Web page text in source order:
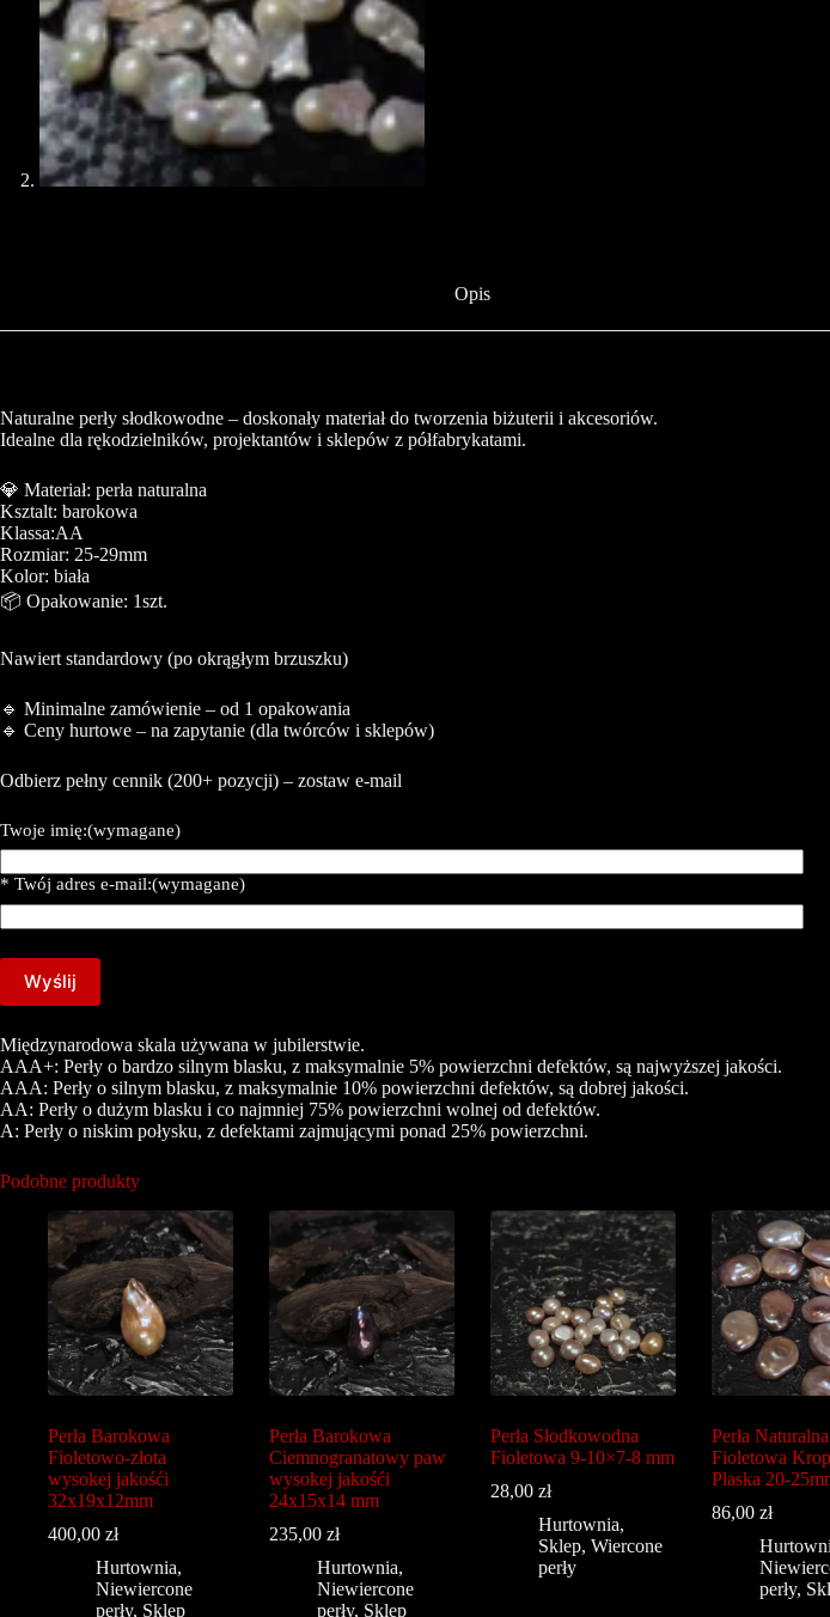
Opis
Naturalne perły słodkowodne – doskonały materiał do tworzenia biżuterii i akcesoriów.
Idealne dla rękodzielników, projektantów i sklepów z półfabrykatami.
💎 Materiał: perła naturalna
Ksztalt: barokowa
Klassa:AA
Rozmiar: 25-29mm
Kolor: biała
📦 Opakowanie: 1szt.
Nawiert standardowy (po okrągłym brzuszku)
🔹 Minimalne zamówienie – od 1 opakowania
🔹 Ceny hurtowe – na zapytanie (dla twórców i sklepów)
Odbierz pełny cennik (200+ pozycji) – zostaw e-mail
Twoje imię:(wymagane)
* Twój adres e-mail:(wymagane)
Wyślij
Międzynarodowa skala używana w jubilerstwie.
AAA+: Perły o bardzo silnym blasku, z maksymalnie 5% powierzchni defektów, są najwyższej jakości.
AAA: Perły o silnym blasku, z maksymalnie 10% powierzchni defektów, są dobrej jakości.
AA: Perły o dużym blasku i co najmniej 75% powierzchni wolnej od defektów.
A: Perły o niskim połysku, z defektami zajmującymi ponad 25% powierzchni.
Podobne produkty
Perła Barokowa
Fioletowo-złota
wysokej jakośći
32x19x12mm
400,00 zł
Hurtownia,
Niewiercone
perły, Sklep
Perła Barokowa
Ciemnogranatowy paw
wysokej jakośći
24x15x14 mm
235,00 zł
Hurtownia,
Niewiercone
perły, Sklep
Perła Słodkowodna
Fioletowa 9-10×7-8 mm
28,00 zł
Hurtownia,
Sklep, Wiercone
perły
Perła
Fioletowa
Plaska 20-
86,00 zł
perły,